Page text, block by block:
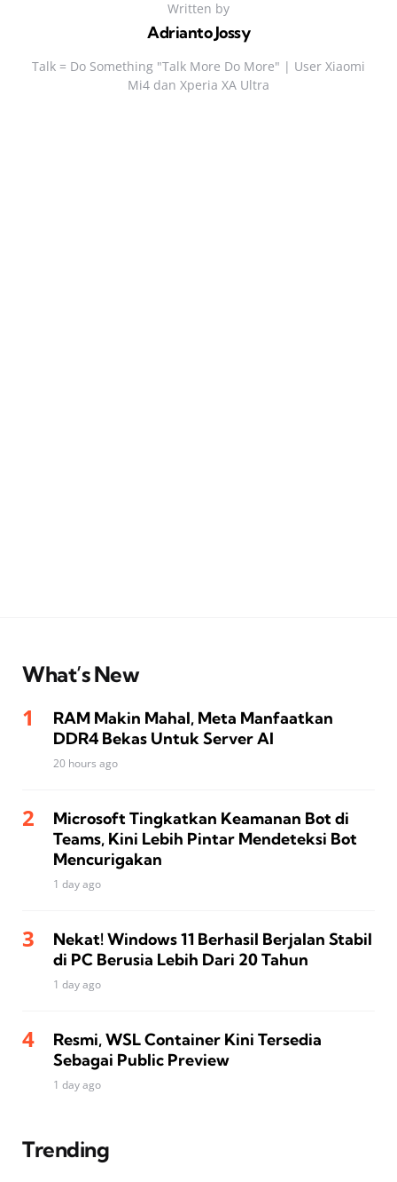
Written by
Adrianto Jossy
Talk = Do Something "Talk More Do More" | User Xiaomi
Mi4 dan Xperia XA Ultra
What’s New
RAM Makin Mahal, Meta Manfaatkan
DDR4 Bekas Untuk Server AI
20 hours ago
Microsoft Tingkatkan Keamanan Bot di
Teams, Kini Lebih Pintar Mendeteksi Bot
Mencurigakan
1 day ago
Nekat! Windows 11 Berhasil Berjalan Stabil
di PC Berusia Lebih Dari 20 Tahun
1 day ago
Resmi, WSL Container Kini Tersedia
Sebagai Public Preview
1 day ago
Trending